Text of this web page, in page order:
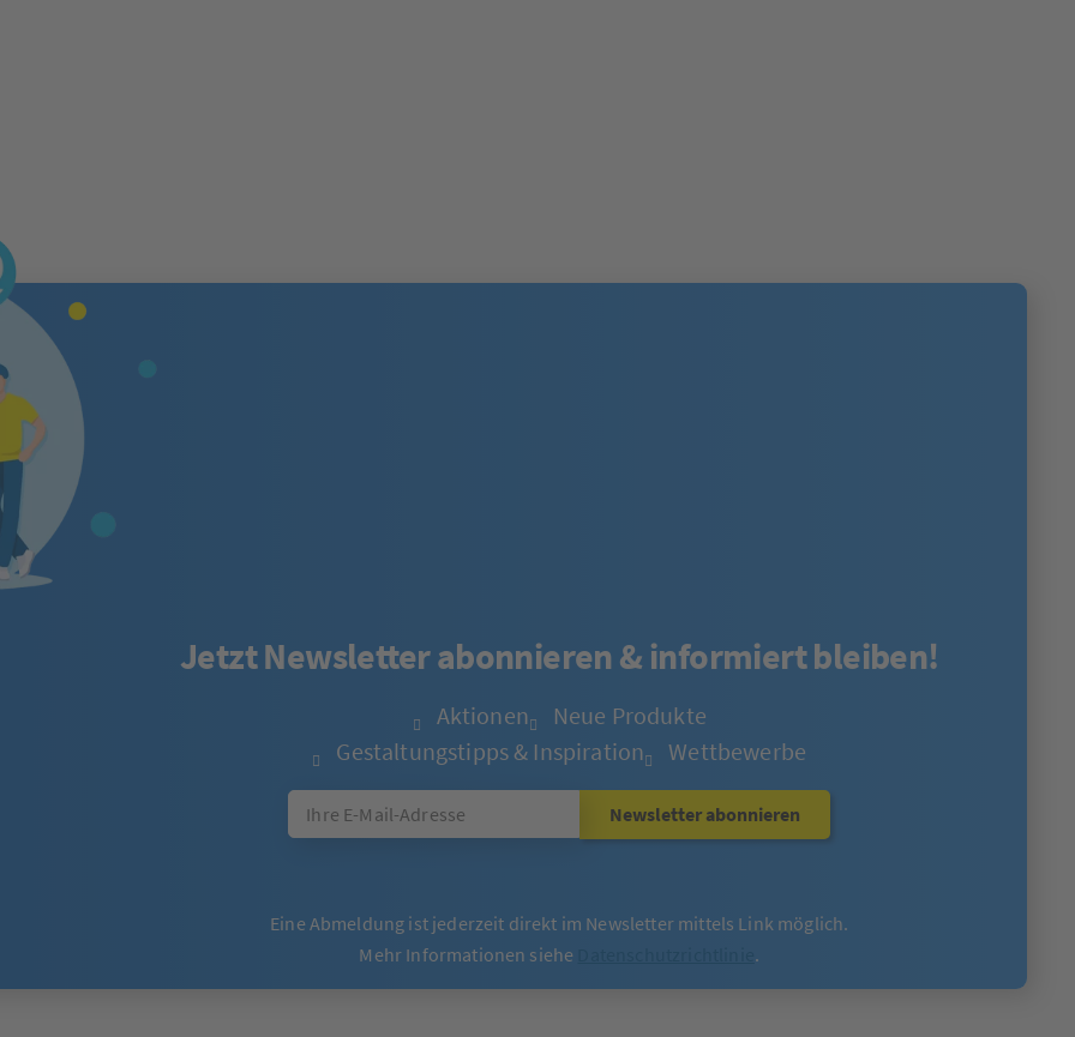
Jetzt Newsletter abonnieren & informiert bleiben!
Aktionen
Neue Produkte
Gestaltungstipps & Inspiration
Wettbewerbe
Newsletter abonnieren
Eine Abmeldung ist jederzeit direkt im Newsletter mittels Link möglich.
Mehr Informationen siehe
.